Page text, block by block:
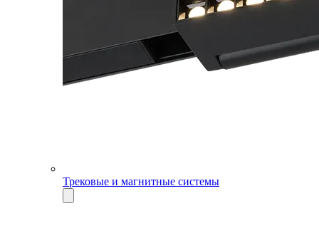
Трековые и магнитные системы